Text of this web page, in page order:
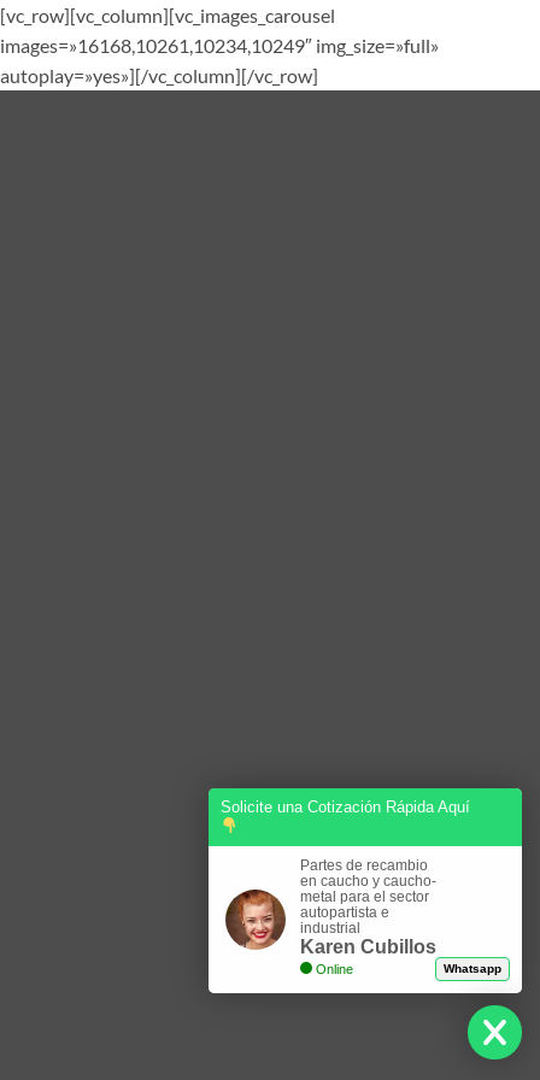
[vc_row][vc_column][vc_images_carousel
images=»16168,10261,10234,10249″ img_size=»full»
autoplay=»yes»][/vc_column][/vc_row]
Solicite una Cotización Rápida Aquí
Partes de recambio
en caucho y caucho-
metal para el sector
autopartista e
industrial
Karen Cubillos
Online Whatsapp